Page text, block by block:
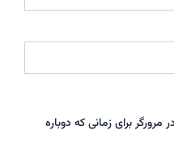
برای زمانی که دوباره